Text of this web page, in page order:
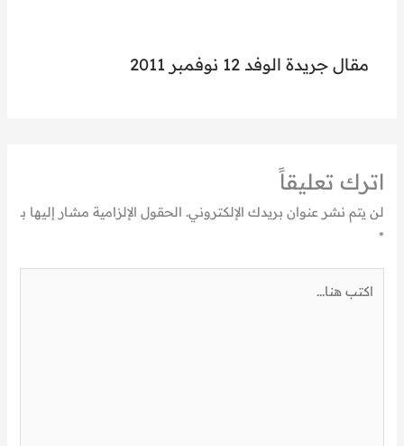
مقال جريدة الوفد 12 نوفمبر 2011
اترك تعليقاً
لن يتم نشر عنوان بريدك الإلكتروني. الحقول الإلزامية مشار إليها بـ
*